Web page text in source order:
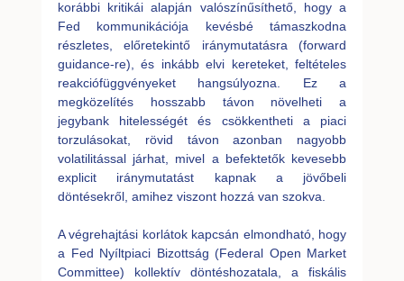
korábbi kritikái alapján valószínűsíthető, hogy a
Fed kommunikációja kevésbé támaszkodna
részletes, előretekintő iránymutatásra (forward
guidance-re), és inkább elvi kereteket, feltételes
reakciófüggvényeket hangsúlyozna. Ez a
megközelítés hosszabb távon növelheti a
jegybank hitelességét és csökkentheti a piaci
torzulásokat, rövid távon azonban nagyobb
volatilitással járhat, mivel a befektetők kevesebb
explicit iránymutatást kapnak a jövőbeli
döntésekről, amihez viszont hozzá van szokva.
A végrehajtási korlátok kapcsán elmondható, hogy
a Fed Nyíltpiaci Bizottság (Federal Open Market
Committee) kollektív döntéshozatala, a fiskális